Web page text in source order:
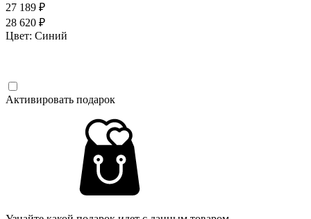
27 189 ₽
28 620 ₽
Цвет: Синий
Активировать подарок